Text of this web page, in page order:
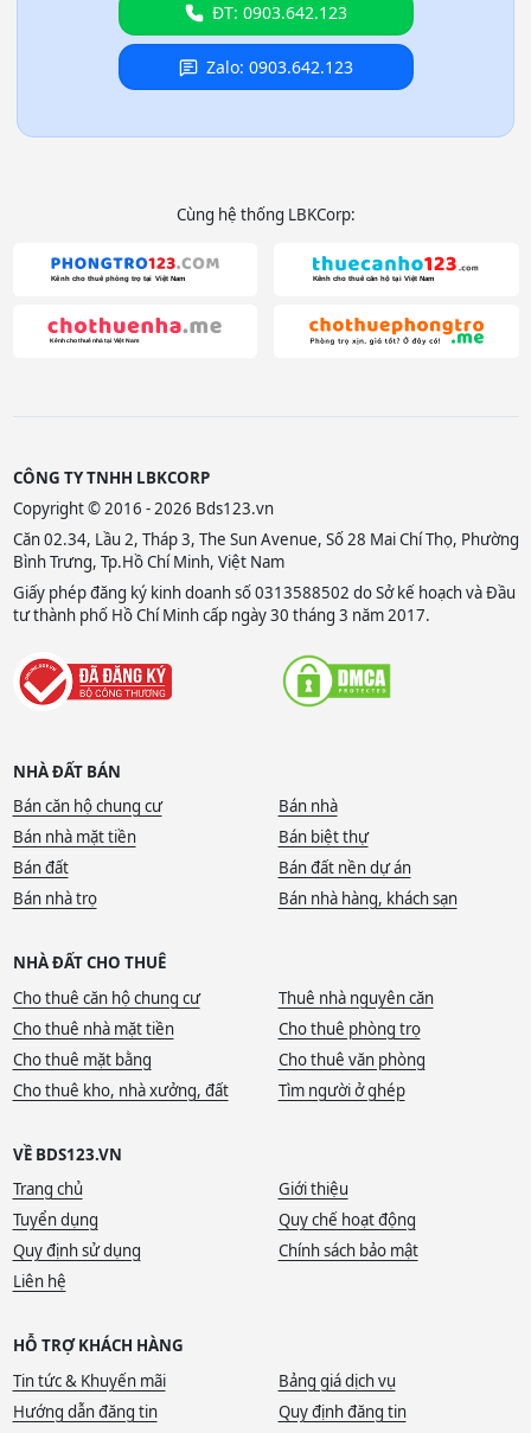
ĐT: 0903.642.123
Zalo: 0903.642.123
Cùng hệ thống LBKCorp:
CÔNG TY TNHH LBKCORP
Copyright © 2016 - 2026 Bds123.vn
Căn 02.34, Lầu 2, Tháp 3, The Sun Avenue, Số 28 Mai Chí Thọ, Phường
Bình Trưng, Tp.Hồ Chí Minh, Việt Nam
Giấy phép đăng ký kinh doanh số 0313588502 do Sở kế hoạch và Đầu
tư thành phố Hồ Chí Minh cấp ngày 30 tháng 3 năm 2017.
NHÀ ĐẤT BÁN
Bán căn hộ chung cư
Bán nhà
Bán nhà mặt tiền
Bán biệt thự
Bán đất
Bán đất nền dự án
Bán nhà trọ
Bán nhà hàng, khách sạn
NHÀ ĐẤT CHO THUÊ
Cho thuê căn hộ chung cư
Thuê nhà nguyên căn
Cho thuê nhà mặt tiền
Cho thuê phòng trọ
Cho thuê mặt bằng
Cho thuê văn phòng
Cho thuê kho, nhà xưởng, đất
Tìm người ở ghép
VỀ BDS123.VN
Trang chủ
Giới thiệu
Tuyển dụng
Quy chế hoạt động
Quy định sử dụng
Chính sách bảo mật
Liên hệ
HỖ TRỢ KHÁCH HÀNG
Tin tức & Khuyến mãi
Bảng giá dịch vụ
Hướng dẫn đăng tin
Quy định đăng tin